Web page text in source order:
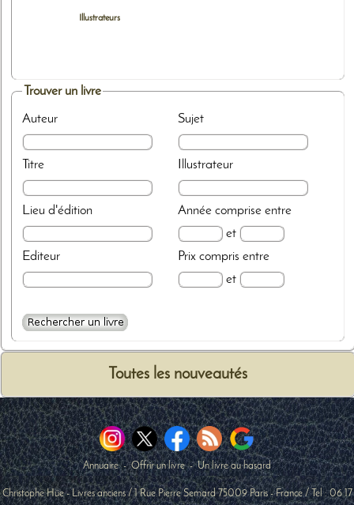
Illustrateurs
Trouver un livre
Auteur
Titre
Lieu d'édition
Editeur
Sujet
Illustrateur
Annéecomprise entre
et
Prixcompris entre
et
Toutes les nouveautés
Annuaire-Offrir un livre-Un livre au hasard
Christophe Hüe - Livres anciens /1 Rue Pierre Semard 75009 Paris-France / Tel :06 17